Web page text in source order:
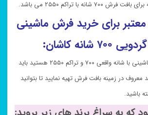
شانه با تراکم ۲۵۵۰ می باشد.
برای خرید فرش ماشینی
اگر شما بدنبال فرش ماشینی با شانه واقعی ۷۰۰ و تراکم ۲۵۵۰ هستید باید
در زمینه بافت فرش تهیه نمایید تا بتوانید
باشید.